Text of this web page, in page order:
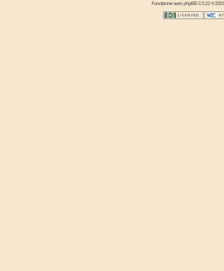
Fonctionne avecphpBB2.0.22 ©